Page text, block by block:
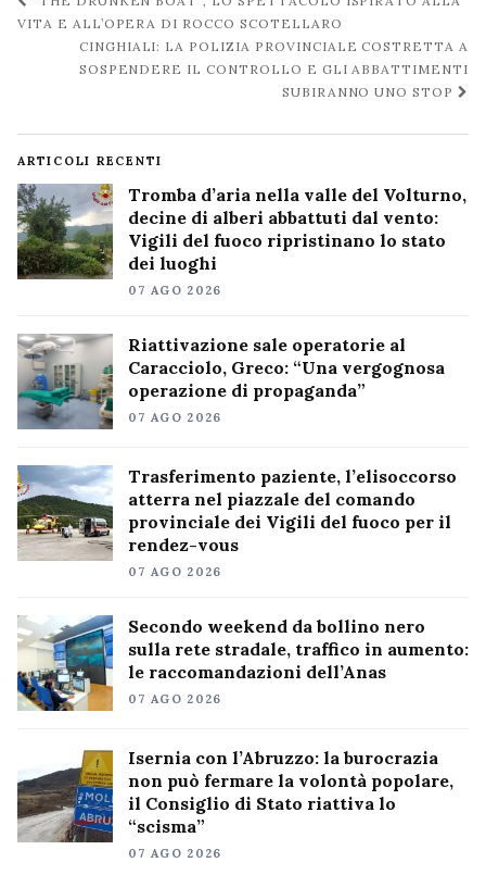
post
VITA E ALL’OPERA DI ROCCO SCOTELLARO
CINGHIALI: LA POLIZIA PROVINCIALE COSTRETTA A
SOSPENDERE IL CONTROLLO E GLI ABBATTIMENTI
SUBIRANNO UNO STOP
ARTICOLI RECENTI
Tromba d’aria nella valle del Volturno,
decine di alberi abbattuti dal vento:
Vigili del fuoco ripristinano lo stato
dei luoghi
07 AGO 2026
Riattivazione sale operatorie al
Caracciolo, Greco: “Una vergognosa
operazione di propaganda”
07 AGO 2026
Trasferimento paziente, l’elisoccorso
atterra nel piazzale del comando
provinciale dei Vigili del fuoco per il
rendez-vous
07 AGO 2026
Secondo weekend da bollino nero
sulla rete stradale, traffico in aumento:
le raccomandazioni dell’Anas
07 AGO 2026
Isernia con l’Abruzzo: la burocrazia
non può fermare la volontà popolare,
il Consiglio di Stato riattiva lo
“scisma”
07 AGO 2026